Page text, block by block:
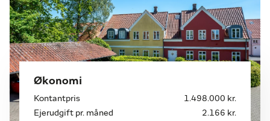
Ribe er kendt for sin unikke charme og rige historie,
og som beboer her får man det bedste af begge
verdener – en fredelig bolig i historiske omgivelser
med alle moderne bekvemmeligheder inden for
tilbud, herunder museer, gallerier og ikke mindst
den imponerende Ribe Domkirke, der ligger i
gåafstand fra lejligheden.
Økonomi
Kontantpris
1.498.000 kr.
Ejerudgift pr. måned
2.166 kr.